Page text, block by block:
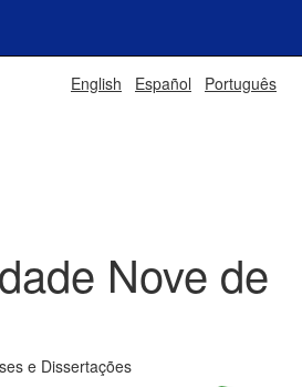
English Español Português
Nove de
e Dissertações